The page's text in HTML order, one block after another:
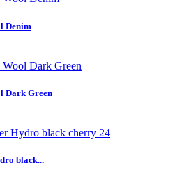
Denim
Dark Green
black...